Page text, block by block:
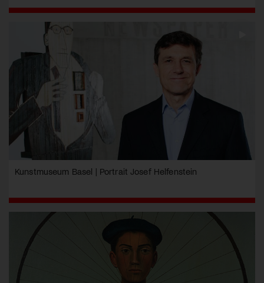
Kunstmuseum Basel | Portrait Josef Helfenstein